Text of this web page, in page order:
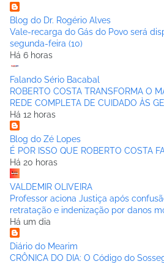
Blog do Dr. Rogério Alves
Vale-recarga do Gás do Povo será
segunda-feira (10)
Há 6 horas
Falando Sério Bacabal
ROBERTO COSTA TRANSFORMA O
REDE COMPLETA DE CUIDADO ÀS
Há 12 horas
Blog do Zé Lopes
É POR ISSO QUE ROBERTO COSTA
Há 20 horas
VALDEMIR OLIVEIRA
Professor aciona Justiça após
retratação e indenização por danos
Há um dia
Diário do Mearim
CRÔNICA DO DIA: O Código do